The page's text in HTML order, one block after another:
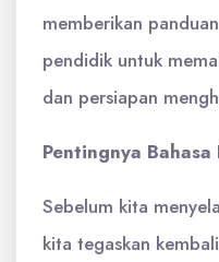
memberikan
pendidik untuk
dan persiapan
Pentingnya
Sebelum kita
kita tegaskan